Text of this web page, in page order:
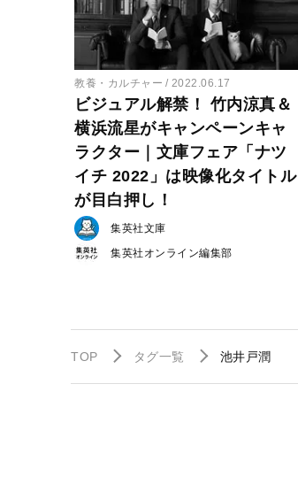
教養・カルチャー 2022.06.17
ビジュアル解禁！ 竹内涼真＆
横浜流星がキャンペーンキャ
ラクター｜文庫フェア「ナツ
イチ 2022」は映像化タイトル
が目白押し！
集英社文庫
集英社オンライン編集部
TOP タグ一覧 池井戸潤